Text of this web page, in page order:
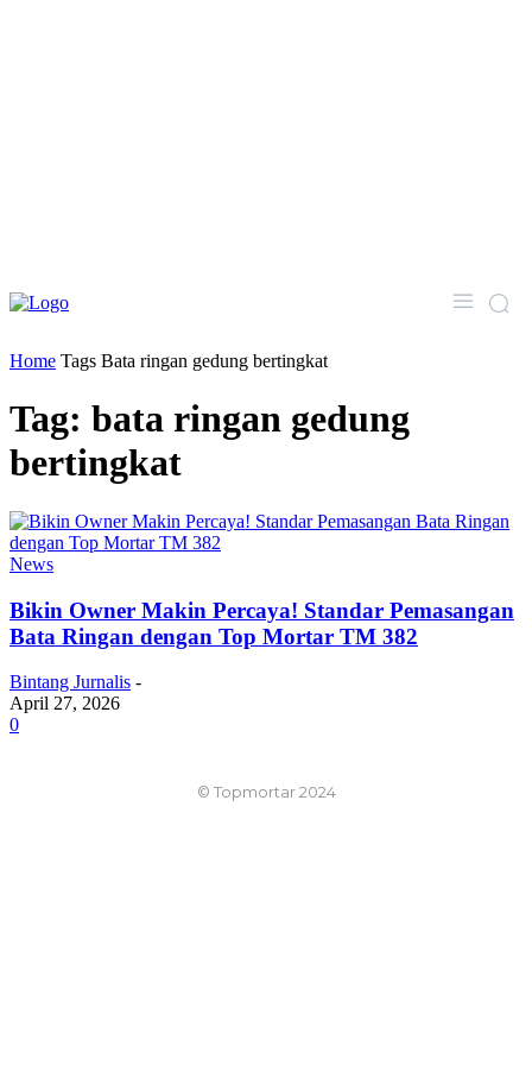
Home Tags Bata ringan gedung bertingkat
Tag: bata ringan gedung
bertingkat
News
Bikin Owner Makin Percaya! Standar Pemasangan
Bata Ringan dengan Top Mortar TM 382
Bintang Jurnalis -
April 27, 2026
0
© Topmortar 2024